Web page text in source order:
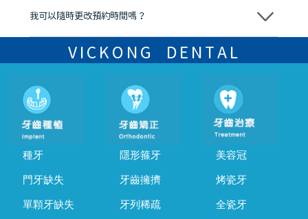
我可以隨時更改預約時間嗎？
可以，請盡早通過wechat或whatsapp聯絡我們，告知我們你原本預約
的時間及資料，並且重新預約的日期及時段
VICKONG DENTAL
種牙
門牙缺失
單顆牙缺失
隱形箍牙
牙齒擁擠
牙列稀疏
美容冠
烤瓷牙
全瓷牙